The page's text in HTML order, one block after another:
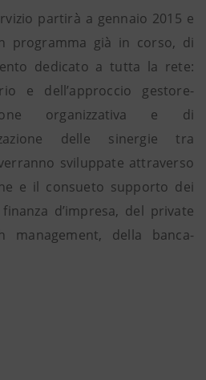
partirà a gennaio 2015 e
programma già in corso, di
dedicato a tutta la rete:
e dell’approccio gestore-
organizzativa e di
delle sinergie tra
sviluppate attraverso
e il consueto supporto dei
d’impresa, del private
management, della banca-